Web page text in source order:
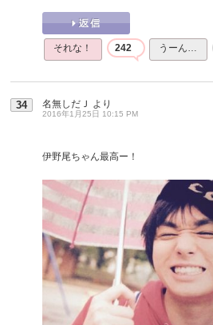
それな！ 242 うーん…
34 名無しだＪ より
2016年1月25日 10:15 PM
伊野尾ちゃん最高ー！